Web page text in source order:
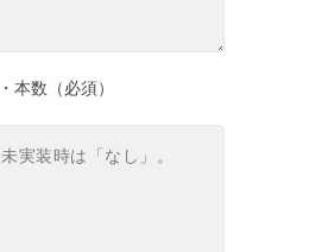
本数（必須）